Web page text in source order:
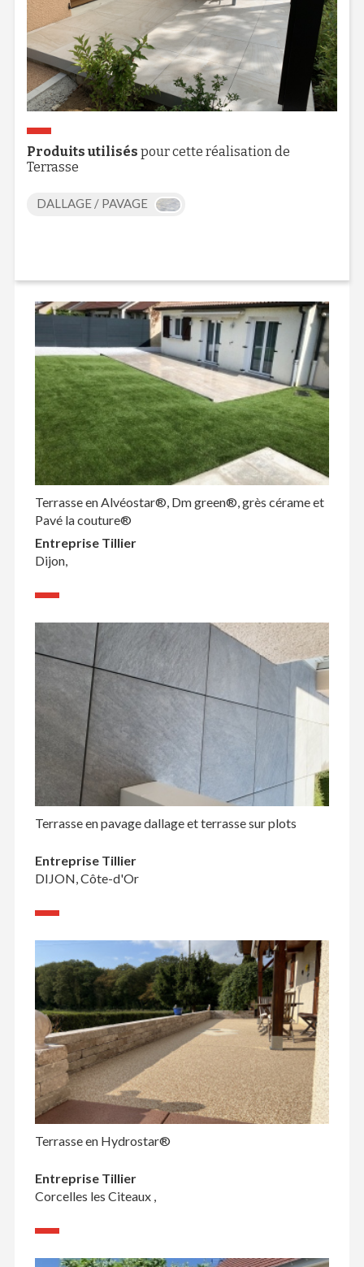
Produits utilisés pour cette réalisation de
Terrasse
DALLAGE / PAVAGE
Terrasse en Alvéostar®, Dm green®, grès cérame et
Pavé la couture®
Entreprise Tillier
Dijon,
Terrasse en pavage dallage et terrasse sur plots
Entreprise Tillier
DIJON, Côte-d'Or
Terrasse en Hydrostar®
Entreprise Tillier
Corcelles les Citeaux ,